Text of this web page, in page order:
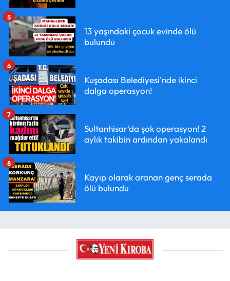
13 yaşındaki çocuk evinde ölü
bulundu
5
Kuşadası Belediyesi'nde ikinci
dalga operasyon!
6
Sultanhisar'da şok operasyon! 2
aylık takibin ardından yakalandı
7
Kayıp olarak aranan genç serada
ölü bulundu
8